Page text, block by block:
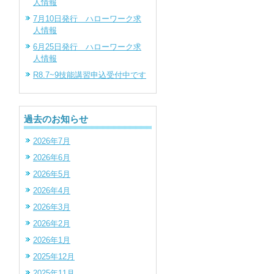
人情報
7月10日発行 ハローワーク求
人情報
6月25日発行 ハローワーク求
人情報
R8.7~9技能講習申込受付中です
過去のお知らせ
2026年7月
2026年6月
2026年5月
2026年4月
2026年3月
2026年2月
2026年1月
2025年12月